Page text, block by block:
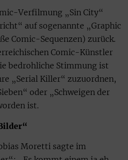
Verfilmung „Sin City“
auf sogenannte „Graphic
Comic-Sequenzen) zurück.
Comic-Künstler
bedrohliche Stimmung ist
„Serial Killer“ zuzuordnen,
oder „Schweigen der
ist.
Moretti sagte im